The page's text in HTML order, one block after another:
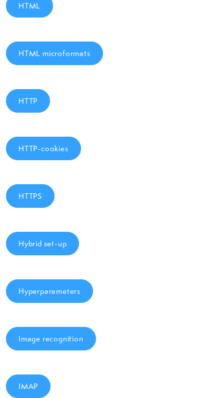
HTML
HTML microformats
HTTP
HTTP-cookies
HTTPS
Hybrid set-up
Hyperparameters
Image recognition
IMAP